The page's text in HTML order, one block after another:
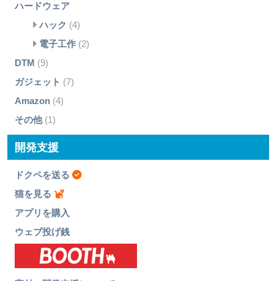
ハードウェア
ハック (4)
電子工作(2)
DTM (9)
ガジェット (7)
Amazon(4)
その他(1)
開発支援
ドクペを送る
猫を見る
アプリを購入
ウェブ投げ銭